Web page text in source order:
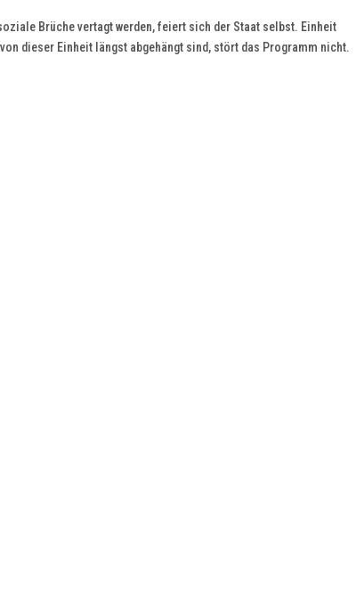
Brüche vertagt werden, feiert sich der Staat selbst. Einheit
dieser Einheit längst abgehängt sind, stört das Programm nicht.